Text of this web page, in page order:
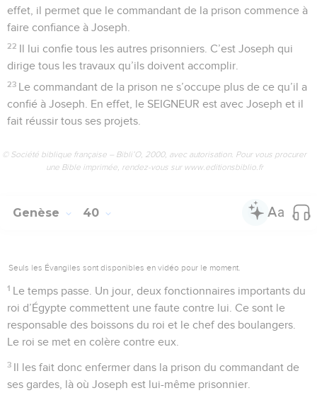
effet, il permet que le commandant de la prison commence à
faire confiance à Joseph.
22 Il lui confie tous les autres prisonniers. C’est Joseph qui
dirige tous les travaux qu’ils doivent accomplir.
23 Le commandant de la prison ne s’occupe plus de ce qu’il a
confié à Joseph. En effet, le SEIGNEUR est avec Joseph et il
fait réussir tous ses projets.
© Société biblique française – Bibli’O, 2000, avec autorisation. Pour vous procurer
une Bible imprimée, rendez-vous sur www.editionsbiblio.fr
Genèse 40
Seuls les Évangiles sont disponibles en vidéo pour le moment.
1 Le temps passe. Un jour, deux fonctionnaires importants du
roi d’Égypte commettent une faute contre lui. Ce sont le
responsable des boissons du roi et le chef des boulangers.
Le roi se met en colère contre eux.
3 Il les fait donc enfermer dans la prison du commandant de
ses gardes, là où Joseph est lui-même prisonnier.